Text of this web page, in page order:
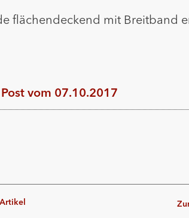
flächendeckend mit Breitband
vom 07.10.2017